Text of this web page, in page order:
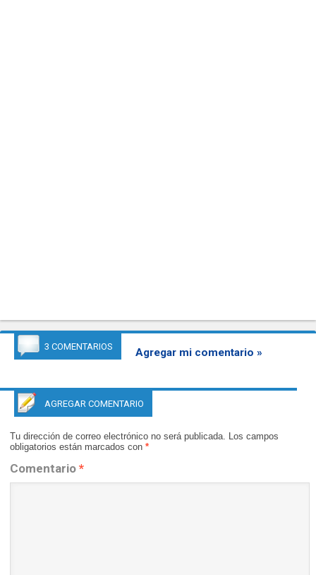
3 COMENTARIOS Agregar mi comentario »
AGREGAR COMENTARIO
Tu dirección de correo electrónico no será publicada. Los campos
obligatorios están marcados con *
Comentario *